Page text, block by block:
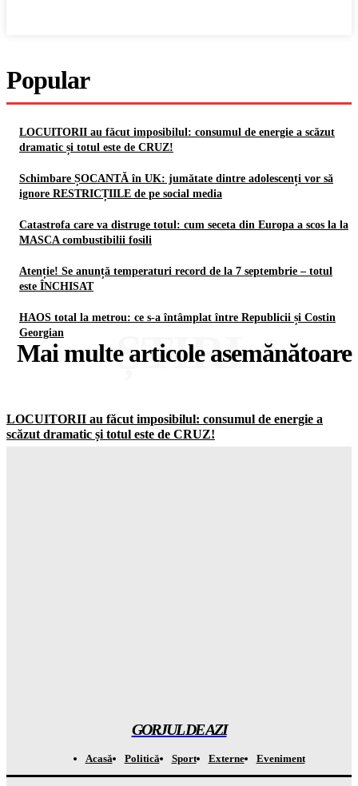
Popular
LOCUITORII au făcut imposibilul: consumul de energie a scăzut
dramatic și totul este de CRUZ!
Schimbare ȘOCANTĂ în UK: jumătate dintre adolescenți vor să
ignore RESTRICȚIILE de pe social media
Catastrofa care va distruge totul: cum seceta din Europa a scos la la
MASCA combustibilii fosili
Atenție! Se anunță temperaturi record de la 7 septembrie – totul
este ÎNCHISAT
HAOS total la metrou: ce s-a întâmplat între Republicii și Costin
Georgian
Mai multe articole asemănătoare
ȘTIRI
LOCUITORII au făcut imposibilul: consumul de energie a
scăzut dramatic și totul este de CRUZ!
GORJUL DE AZI
Acasă Politică Sport Externe Eveniment